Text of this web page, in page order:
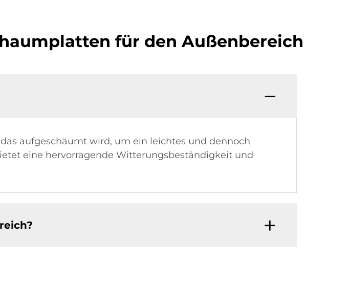
für den Außenbereich
aufgeschäumt wird, um ein leichtes und dennoch
eine hervorragende Witterungsbeständigkeit und